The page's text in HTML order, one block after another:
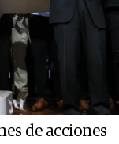
de acciones